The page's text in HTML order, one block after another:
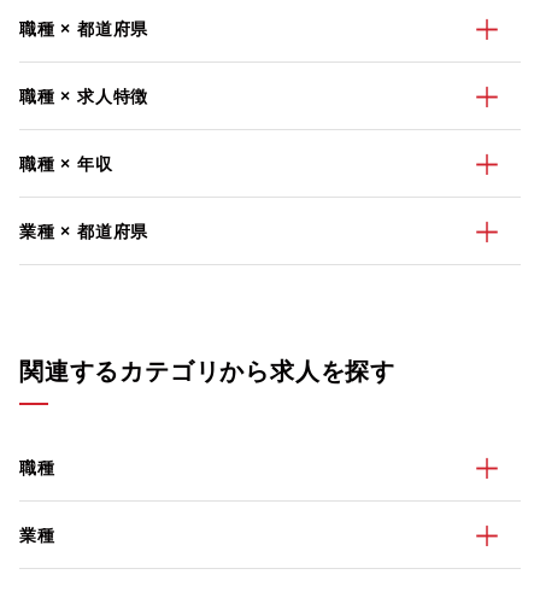
職種 × 都道府県
職種 × 求人特徴
職種 × 年収
業種 × 都道府県
関連するカテゴリから求人を探す
職種
業種